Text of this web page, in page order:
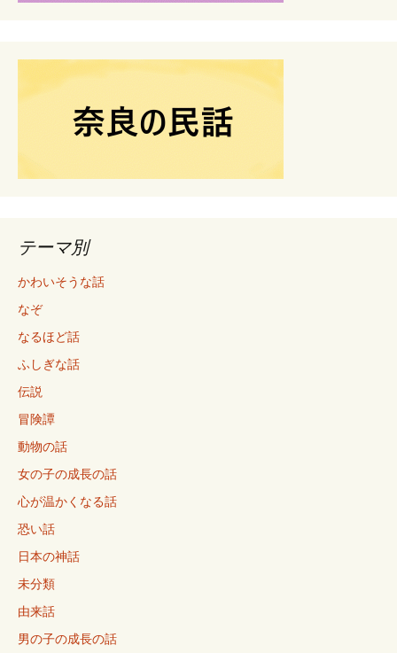
テーマ別
かわいそうな話
なぞ
なるほど話
ふしぎな話
伝説
冒険譚
動物の話
女の子の成長の話
心が温かくなる話
恐い話
日本の神話
未分類
由来話
男の子の成長の話